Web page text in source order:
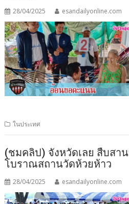
28/04/2025 esandailyonline.com
ในประเทศ
(ชมคลิป) จังหวัดเลย สืบสา
โบราณสถานวัดห้วยห้าว
28/04/2025 esandailyonline.com